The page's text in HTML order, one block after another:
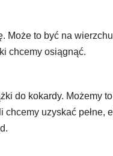
to być na
chcemy osiągnąć.
do kokardy. Możemy
uzyskać pełne,